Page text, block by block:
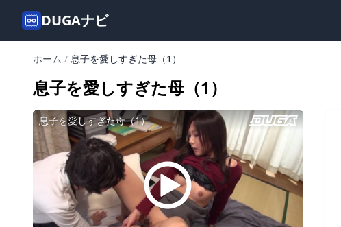
DUGAナビ
ホーム / 息子を愛しすぎた母（1）
息子を愛しすぎた母（1）